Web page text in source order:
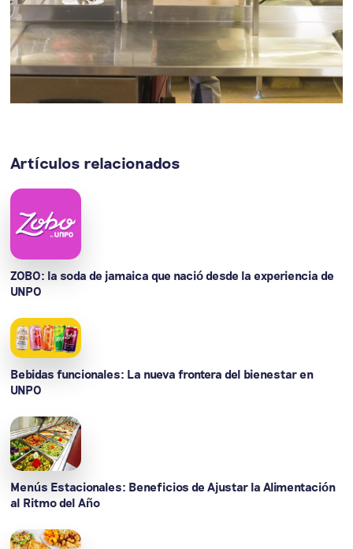
Artículos relacionados
ZOBO: la soda de jamaica que nació desde la experiencia de
UNPO
Bebidas funcionales: La nueva frontera del bienestar en
UNPO
Menús Estacionales: Beneficios de Ajustar la Alimentación
al Ritmo del Año